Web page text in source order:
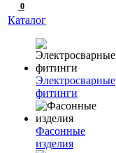
0
Каталог
Электросварные
фитинги
Фасонные
изделия